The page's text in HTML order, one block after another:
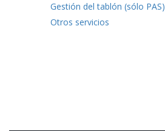
Gestión del tablón (sólo PAS)
Otros servicios